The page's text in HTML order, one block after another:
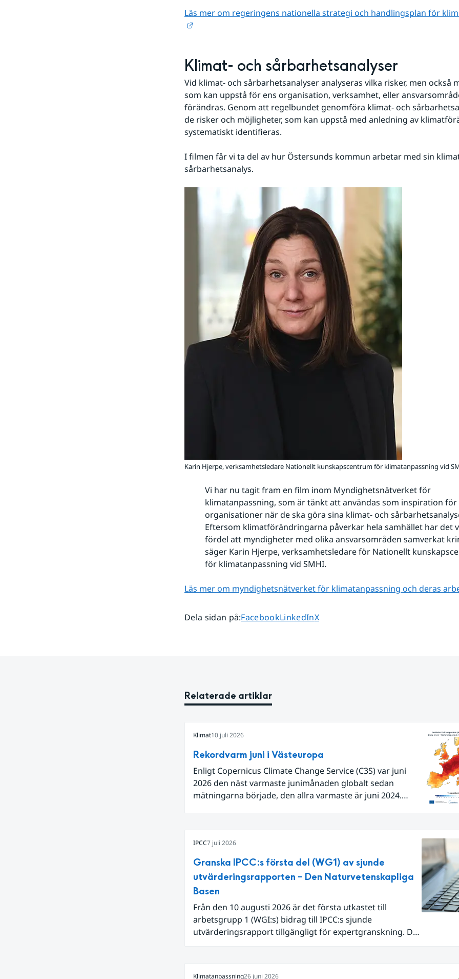
Läs mer om regeringens nationella strategi och handlingsplan för
Länk till annan webbplats.
Klimat- och sårbarhetsanalyser
Vid klimat- och sårbarhetsanalyser analyseras vilka risker, men också
som kan uppstå för ens organisation, verksamhet, eller
förändras. Genom att regelbundet genomföra klimat- och
de risker och möjligheter, som kan uppstå med anledning av
systematiskt identifieras.
I filmen får vi ta del av hur Östersunds kommun arbetar med sin
sårbarhetsanalys.
Karin Hjerpe, verksamhetsledare Nationellt kunskapscentrum för klimatanpassning vid
Vi har nu tagit fram en film inom Myndighetsnätverket för
klimatanpassning, som är tänkt att användas som inspiration för
organisationer när de ska göra sina klimat- och
Eftersom klimatförändringarna påverkar hela samhället har det
fördel att myndigheter med olika ansvarsområden samverkat
säger Karin Hjerpe, verksamhetsledare för Nationellt
för klimatanpassning vid SMHI.
Läs mer om myndighetsnätverket för klimatanpassning och deras
Dela sidan på:Dela sidan på
FacebookDela sidan på
LinkedInDela sidan på
X
Relaterade artiklar
Klimat10 juli 2026
Rekordvarm juni i Västeuropa
Enligt Copernicus Climate Change Service (C3S) var juni
2026 den näst varmaste junimånaden globalt sedan
mätningarna började, den allra varmaste är juni 2024.
hetta i slutet av månaden. Världshavens
ytvattentemperaturer var den högsta som uppmätts för
en juni månad, vilket ligger i fas med en framväxande El
Niño i Stilla havet.
IPCC7 juli 2026
Granska IPCC:s första del (WG1) av sjunde
utvärderingsrapporten – Den Naturvetenskapliga
Basen
Från den 10 augusti 2026 är det första utkastet till
arbetsgrupp 1 (WGI:s) bidrag till IPCC:s sjunde
utvärderingsrapport tillgängligt för expertgranskning. Du
Klimatanpassning26 juni 2026